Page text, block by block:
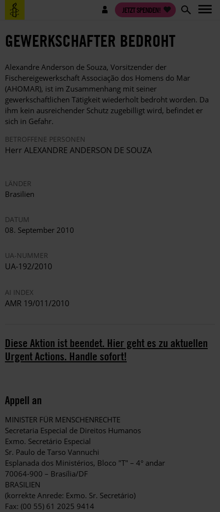
Direkt
zum
Benutzermenü JETZT SPENDEN!
GEWERKSCHAFTER BEDROHT
Alexandre Anderson de Souza, Vorsitzender der
Fischereigewerkschaft Associação dos Homens do Mar
(AHOMAR), ist im Zusammenhang mit seiner
gewerkschaftlichen Tätigkeit wiederholt bedroht worden. Da
ihm kein ausreichender Schutz zugebilligt wird, befindet er
sich in Gefahr.
BETROFFENE PERSONEN
Herr ALEXANDRE ANDERSON DE SOUZA
LÄNDER
Brasilien
DATUM
08. September 2010
UA-NUMMER
UA-192/2010
AI INDEX
AMR 19/011/2010
Diese Aktion ist beendet. Hier geht es zu aktuellen
Urgent Actions. Handle sofort!
Appell an
MINISTER FÜR MENSCHENRECHTE
Secretaria Especial de Direitos Humanos
Exmo. Secretário Especial
Sr. Paulo de Tarso Vannuchi
Esplanada dos Ministérios, Bloco "T" – 4° andar
70064-900 – Brasília/DF
BRASILIEN
(korrekte Anrede: Exmo. Sr. Secretário)
Fax: (00 55) 61 2025 9414